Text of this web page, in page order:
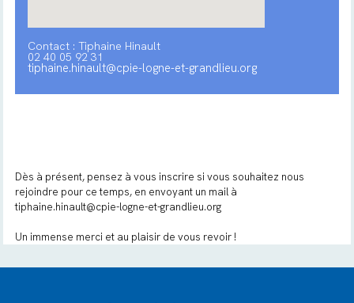
Contact : Tiphaine Hinault
02 40 05 92 31
tiphaine.hinault@cpie-logne-et-grandlieu.org
Dès à présent, pensez à vous inscrire si vous souhaitez nous
rejoindre pour ce temps, en envoyant un mail à
tiphaine.hinault@cpie-logne-et-grandlieu.org
Un immense merci et au plaisir de vous revoir !